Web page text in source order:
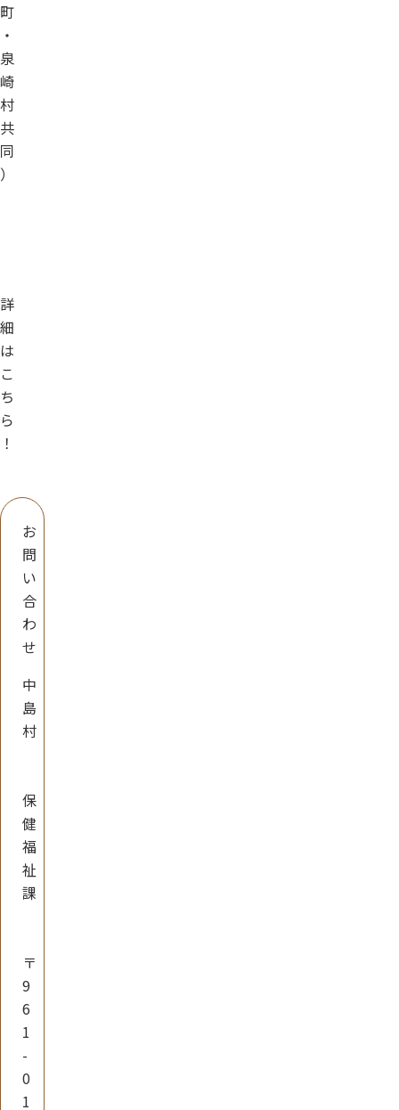
町
・
泉
崎
村
共
同
）
詳
細
は
こ
ち
ら
！
お
問
い
合
わ
せ
中
島
村
保
健
福
祉
課
〒
9
6
1
-
0
1